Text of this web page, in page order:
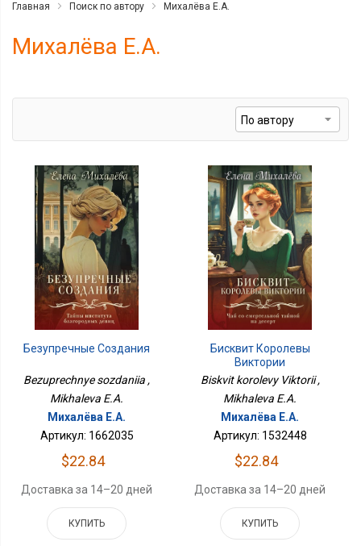
Главная Поиск по автору Михалёва Е.А.
Михалёва Е.А.
Безупречные Создания
Bezuprechnye sozdaniia ,
Mikhaleva E.A.
Михалёва Е.А.
Артикул: 1662035
$22.84
Доставка за 14–20 дней
КУПИТЬ
Бисквит Королевы
Виктории
Biskvit korolevy Viktorii ,
Mikhaleva E.A.
Михалёва Е.А.
Артикул: 1532448
$22.84
Доставка за 14–20 дней
КУПИТЬ